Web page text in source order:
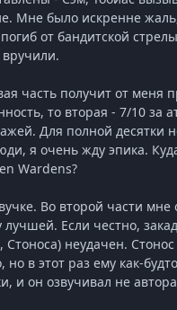
Мне было искренне
от бандитской
часть получит от меня
то вторая - 7/10 за
Для полной десятки
я очень жду эпика.
Wardens?
Во второй части мне
лучшей. Если честно,
неудачен. Стонос
в этот раз ему как-
и он озвучивал не